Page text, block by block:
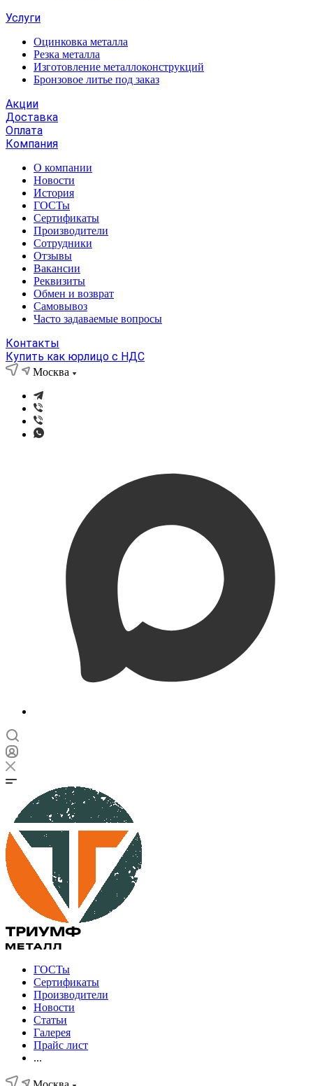
Услуги
Оцинковка металла
Резка металла
Изготовление металлоконструкций
Бронзовое литье под заказ
Акции
Доставка
Оплата
Компания
О компании
Новости
История
ГОСТы
Сертификаты
Производители
Сотрудники
Отзывы
Вакансии
Реквизиты
Обмен и возврат
Самовывоз
Часто задаваемые вопросы
Контакты
Купить как юрлицо с НДС
Москва
ГОСТы
Сертификаты
Производители
Новости
Статьи
Галерея
Прайс лист
...